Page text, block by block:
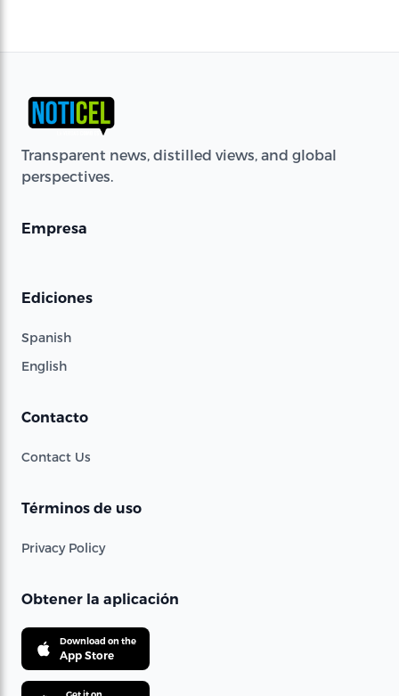
Transparent news, distilled views, and global
perspectives.
Empresa
Ediciones
Spanish
English
Contacto
Contact Us
Términos de uso
Privacy Policy
Obtener la aplicación
Download on the
App Store